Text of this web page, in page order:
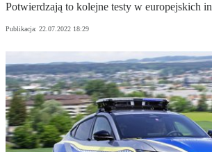
Potwierdzają to kolejne testy w europejskich
Publikacja: 22.07.2022 18:29